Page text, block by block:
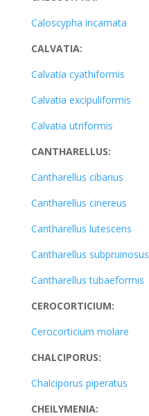
Caloscypha incarnata
CALVATIA:
Calvatia cyathiformis
Calvatia excipuliformis
Calvatia utriformis
CANTHARELLUS:
Cantharellus cibarius
Cantharellus cinereus
Cantharellus lutescens
Cantharellus subpruinosus
Cantharellus tubaeformis
CEROCORTICIUM:
Cerocorticium molare
CHALCIPORUS:
Chalciporus piperatus
CHEILYMENIA: